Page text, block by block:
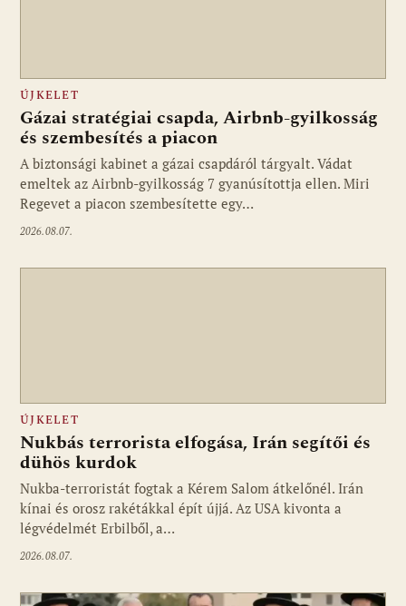
ÚJKELET
Gázai stratégiai csapda, Airbnb-gyilkosság
és szembesítés a piacon
A biztonsági kabinet a gázai csapdáról tárgyalt. Vádat
emeltek az Airbnb-gyilkosság 7 gyanúsítottja ellen. Miri
Regevet a piacon szembesítette egy…
2026.08.07.
ÚJKELET
Nukbás terrorista elfogása, Irán segítői és
dühös kurdok
Nukba-terroristát fogtak a Kérem Salom átkelőnél. Irán
kínai és orosz rakétákkal épít újjá. Az USA kivonta a
légvédelmét Erbilből, a…
2026.08.07.